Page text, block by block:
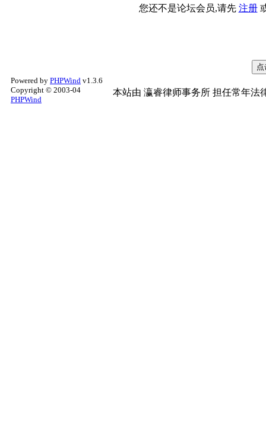
您还不是论坛会员,请先 注册
Powered by PHPWind v1.3.6
Copyright © 2003-04
PHPWind
本站由 瀛睿律师事务所 担任常年法